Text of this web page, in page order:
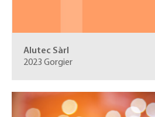
Alutec Sàrl
2023 Gorgier